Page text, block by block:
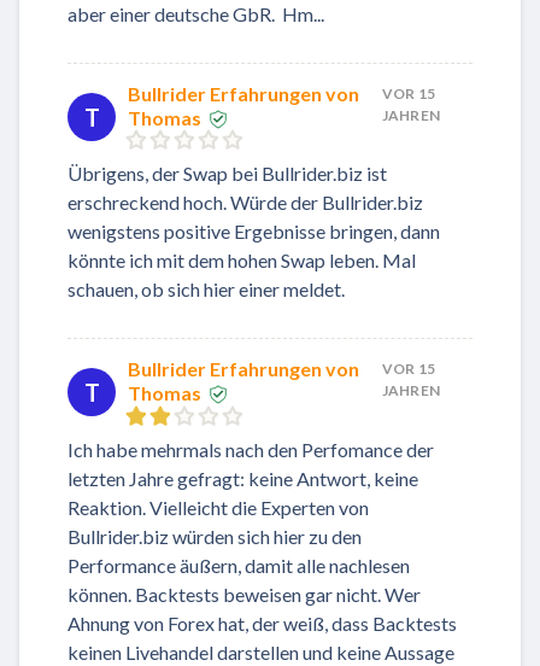
aber einer deutsche GbR. Hm...
T
Bullrider Erfahrungen von
Thomas
VOR 15
JAHREN
Übrigens, der Swap bei Bullrider.biz ist
erschreckend hoch. Würde der Bullrider.biz
wenigstens positive Ergebnisse bringen, dann
könnte ich mit dem hohen Swap leben. Mal
schauen, ob sich hier einer meldet.
T
Bullrider Erfahrungen von
Thomas
VOR 15
JAHREN
Ich habe mehrmals nach den Perfomance der
letzten Jahre gefragt: keine Antwort, keine
Reaktion. Vielleicht die Experten von
Bullrider.biz würden sich hier zu den
Performance äußern, damit alle nachlesen
können. Backtests beweisen gar nicht. Wer
Ahnung von Forex hat, der weiß, dass Backtests
keinen Livehandel darstellen und keine Aussage